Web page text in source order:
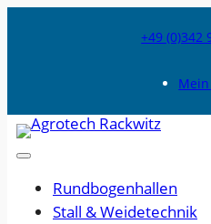
+49 (0)342
Rundbogenhallen
Stall & Weidetechnik